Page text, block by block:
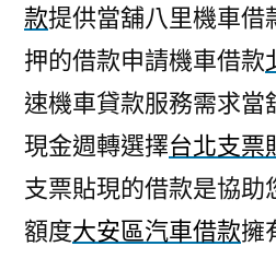
款提供當舖八里機車借
押的借款申請機車借款
速機車貸款服務需求當
現金週轉選擇台北支票
支票貼現的借款是協助
額度大安區汽車借款擁